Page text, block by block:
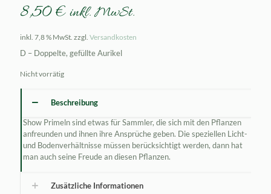
8,50€ inkl. MwSt.
inkl. 7,8 % MwSt. zzgl. Versandkosten
D – Doppelte, gefüllte Aurikel
Nicht vorrätig
Beschreibung
Show Primeln sind etwas für Sammler, die sich mit den Pflanzen
anfreunden und ihnen ihre Ansprüche geben. Die speziellen Licht-
und Bodenverhältnisse müssen berücksichtigt werden, dann hat
man auch seine Freude an diesen Pflanzen.
Zusätzliche Informationen